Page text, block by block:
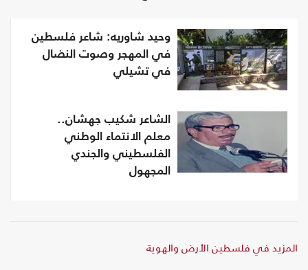
وحيد شاوريه: شاعر فلسطين
في المهجر وصوت النضال
في تشيلي
الشاعر شكيب جهشان..
معلم الانتماء الوطني
الفلسطيني والجندي
المجهول
المزيد في فلسطين الأرض والهوية